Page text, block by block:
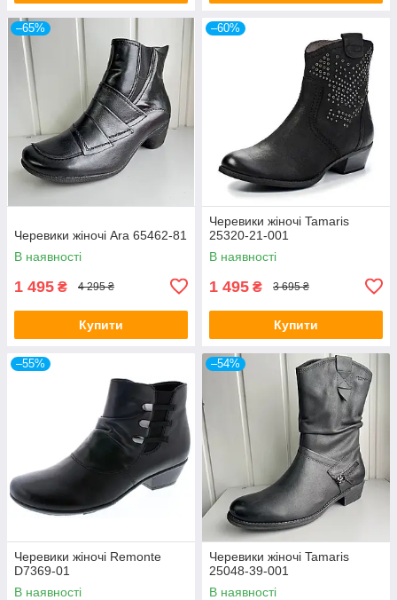
–65%
Черевики жіночі Ara 65462-81
В наявності
1 495 ₴ 4 295 ₴
Купити
–60%
Черевики жіночі Tamaris
25320-21-001
В наявності
1 495 ₴ 3 695 ₴
Купити
–55%
Черевики жіночі Remonte
D7369-01
В наявності
–54%
Черевики жіночі Tamaris
25048-39-001
В наявності